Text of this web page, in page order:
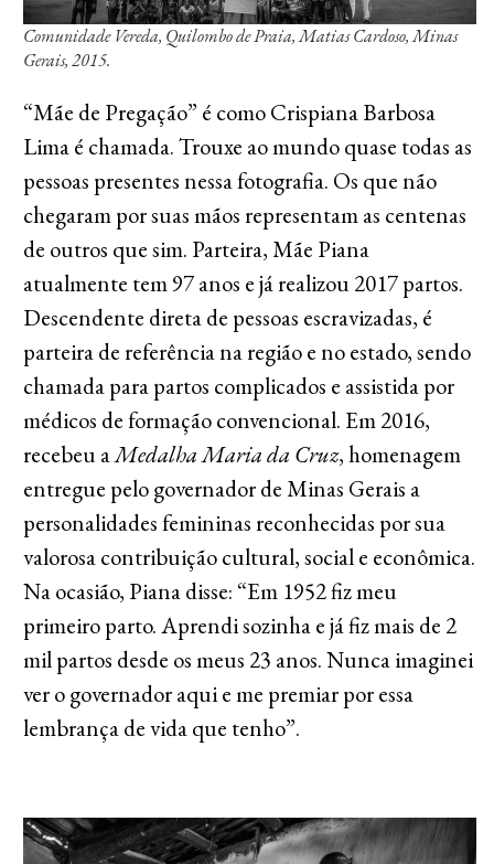
Comunidade Vereda, Quilombo de Praia, Matias Cardoso, Minas
Gerais, 2015.
“Mãe de Pregação” é como Crispiana Barbosa
Lima é chamada. Trouxe ao mundo quase todas as
pessoas presentes nessa fotografia. Os que não
chegaram por suas mãos representam as centenas
de outros que sim. Parteira, Mãe Piana
atualmente tem 97 anos e já realizou 2017 partos.
Descendente direta de pessoas escravizadas, é
parteira de referência na região e no estado, sendo
chamada para partos complicados e assistida por
médicos de formação convencional. Em 2016,
recebeu aMedalha Maria da Cruz, homenagem
entregue pelo governador de Minas Gerais a
personalidades femininas reconhecidas por sua
valorosa contribuição cultural, social e econômica.
Na ocasião, Piana disse: “Em 1952 fiz meu
primeiro parto. Aprendi sozinha e já fiz mais de 2
mil partos desde os meus 23 anos. Nunca imaginei
ver o governador aqui e me premiar por essa
lembrança de vida que tenho”.